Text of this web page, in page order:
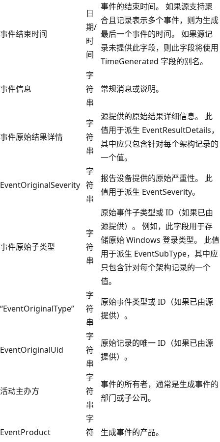
事件结束时间
日
期/
时
间
事件的结束时间。 如果源支持聚
合且记录表示多个事件，则为生成
最后一个事件的时间。 如果源记
录未提供此字段，则此字段将使用
TimeGenerated 字段的别名。
事件信息
字
符
串
常规消息或说明。
事件原始结果详情
字
符
串
源提供的原始结果详细信息。 此
值用于派生 EventResultDetails，
其中应只包含针对每个架构记录的
一个值。
EventOriginalSeverity
字
符
串
报告设备提供的原始严重性。 此
值用于派生 EventSeverity。
事件原始子类型
字
符
串
原始事件子类型或 ID（如果已由
源提供）。 例如，此字段用于存
储原始 Windows 登录类型。 此值
用于派生 EventSubType，其中应
只包含针对每个架构记录的一个
值。
“EventOriginalType”
字
符
串
原始事件类型或 ID（如果已由源
提供）。
EventOriginalUid
字
符
串
原始记录的唯一 ID（如果已由源
提供）。
活动主办方
字
符
串
事件的所有者，通常是生成事件的
部门或子公司。
EventProduct
字
符
生成事件的产品。